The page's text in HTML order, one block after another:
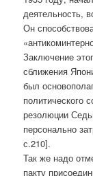
деятельность,
Он
Заключение
сближения
был
политического
резолюции
персонально
с.210].
Так же надо
пакту